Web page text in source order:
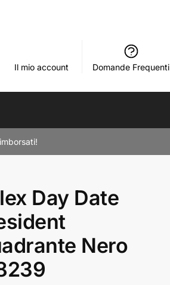
Il mio account Domande Frequenti
Day Date
Nero